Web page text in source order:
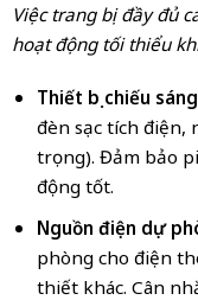
Việc trang bị đầy đủ
hoạt động tối thiểu
Thiết bị chiếu
đèn sạc tích điện,
trọng). Đảm bảo
động tốt.
Nguồn điện dự
phòng cho điện
thiết khác. Cân